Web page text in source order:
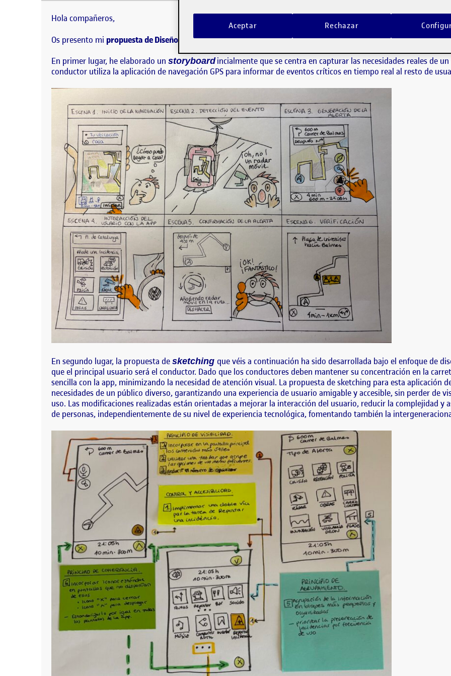
Hola compañeros,
Os presento mi propuesta de Diseño de Interacción sobre el proceso de notificación de incidencias en tiempo real
En primer lugar, he elaborado un storyboard incialmente que se centra en capturar las necesidades reales de
conductor utiliza la aplicación de navegación GPS para informar de eventos críticos en tiempo real al resto de
En segundo lugar, la propuesta de sketching que véis a continuación ha sido desarrollada bajo el enfoque de
que el principal usuario será el conductor. Dado que los conductores deben mantener su concentración en la
sencilla con la app, minimizando la necesidad de atención visual. La propuesta de sketching para esta aplicación
necesidades de un público diverso, garantizando una experiencia de usuario amigable y accesible, sin perder de
uso. Las modificaciones realizadas están orientadas a mejorar la interacción del usuario, reducir la complejidad y
de personas, independientemente de su nivel de experiencia tecnológica, fomentando también la
Rechazar
Aceptar